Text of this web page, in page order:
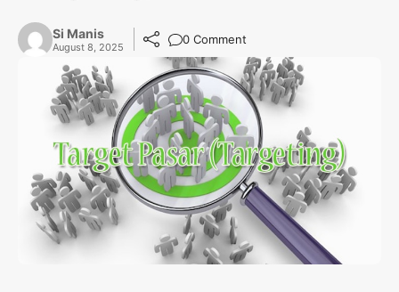
Si Manis
August 8, 2025
0 Comment